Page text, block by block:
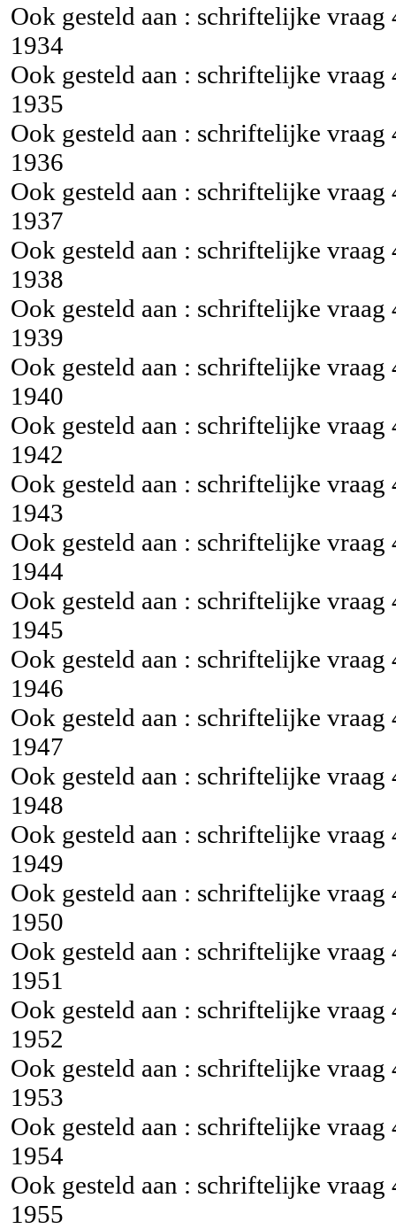
Ook gesteld aan : schriftelijke vraag
1934
Ook gesteld aan : schriftelijke vraag
1935
Ook gesteld aan : schriftelijke vraag
1936
Ook gesteld aan : schriftelijke vraag
1937
Ook gesteld aan : schriftelijke vraag
1938
Ook gesteld aan : schriftelijke vraag
1939
Ook gesteld aan : schriftelijke vraag
1940
Ook gesteld aan : schriftelijke vraag
1942
Ook gesteld aan : schriftelijke vraag
1943
Ook gesteld aan : schriftelijke vraag
1944
Ook gesteld aan : schriftelijke vraag
1945
Ook gesteld aan : schriftelijke vraag
1946
Ook gesteld aan : schriftelijke vraag
1947
Ook gesteld aan : schriftelijke vraag
1948
Ook gesteld aan : schriftelijke vraag
1949
Ook gesteld aan : schriftelijke vraag
1950
Ook gesteld aan : schriftelijke vraag
1951
Ook gesteld aan : schriftelijke vraag
1952
Ook gesteld aan : schriftelijke vraag
1953
Ook gesteld aan : schriftelijke vraag
1954
Ook gesteld aan : schriftelijke vraag
1955